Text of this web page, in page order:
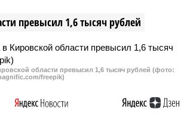
задержали.
превысил 1,6 тысяч рублей
области превысил 1,6 тысяч рублей (фото:
freepik)